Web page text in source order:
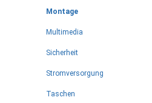
Montage
Multimedia
Sicherheit
Stromversorgung
Taschen